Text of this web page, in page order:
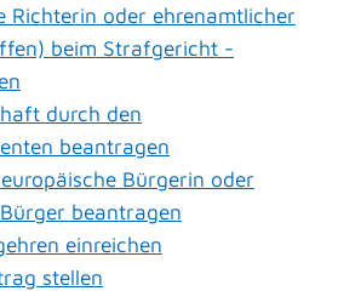
Richterin oder ehrenamtlicher
beim Strafgericht -
durch den
beantragen
Bürgerin oder
beantragen
einreichen
stellen